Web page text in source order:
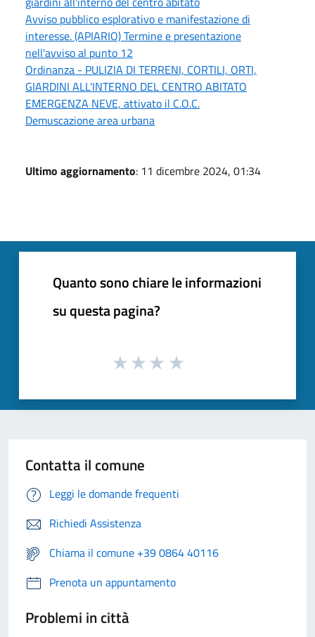
Avviso pubblico esplorativo e manifestazione di
interesse. (APIARIO) Termine e presentazione
nell'avviso al punto 12
Ordinanza - PULIZIA DI TERRENI, CORTILI, ORTI,
GIARDINI ALL'INTERNO DEL CENTRO ABITATO
EMERGENZA NEVE, attivato il C.O.C.
Demuscazione area urbana
Ultimo aggiornamento: 11 dicembre 2024, 01:34
Quanto sono chiare le informazioni
su questa pagina?
Contatta il comune
Leggi le domande frequenti
Richiedi Assistenza
Chiama il comune +39 0864 40116
Prenota un appuntamento
Problemi in città